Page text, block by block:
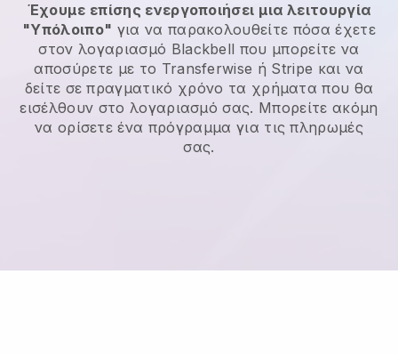
Έχουμε επίσης ενεργοποιήσει μια λειτουργία
"Υπόλοιπο" για να παρακολουθείτε πόσα έχετε
στον λογαριασμό Blackbell που μπορείτε να
αποσύρετε με το Transferwise ή Stripe και να
δείτε σε πραγματικό χρόνο τα χρήματα που θα
εισέλθουν στο λογαριασμό σας. Μπορείτε ακόμη
να ορίσετε ένα πρόγραμμα για τις πληρωμές
σας.